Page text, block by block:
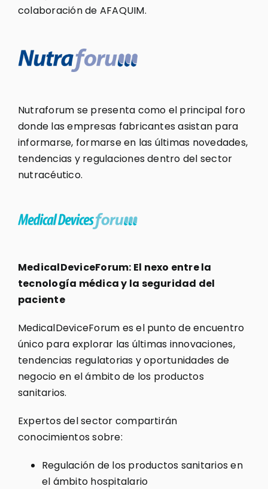
colaboración de AFAQUIM.
Nutraforum se presenta como el principal foro
donde las empresas fabricantes asistan para
informarse, formarse en las últimas novedades,
tendencias y regulaciones dentro del sector
nutracéutico.
MedicalDeviceForum: El nexo entre la
tecnología médica y la seguridad del
paciente
MedicalDeviceForum es el punto de encuentro
único para explorar las últimas innovaciones,
tendencias regulatorias y oportunidades de
negocio en el ámbito de los productos
sanitarios.
Expertos del sector compartirán
conocimientos sobre:
Regulación de los productos sanitarios en
el ámbito hospitalario